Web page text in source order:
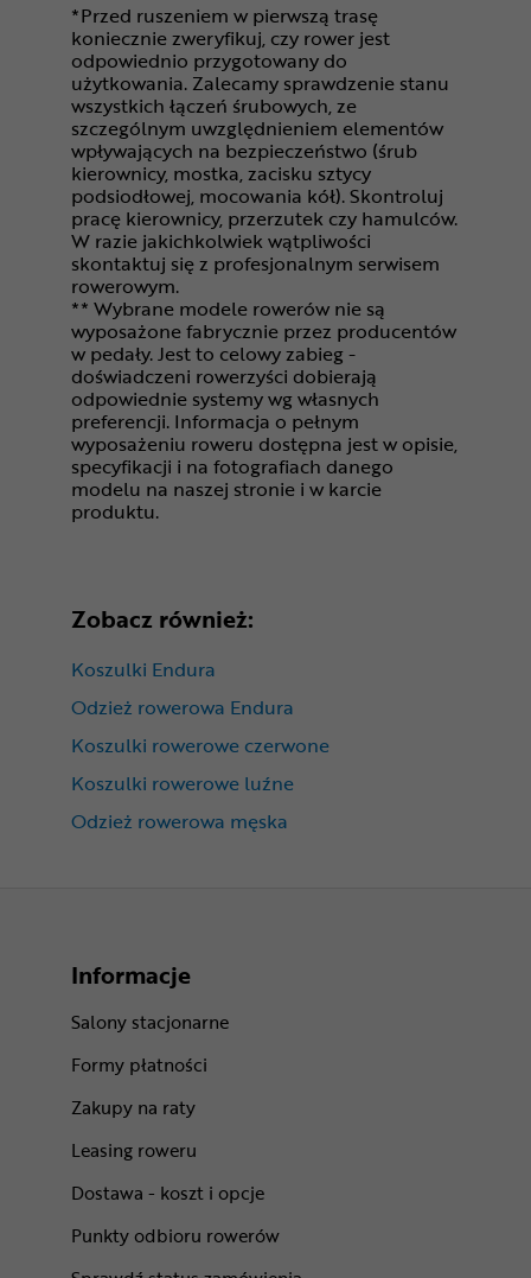
*Przed ruszeniem w pierwszą trasę
koniecznie zweryfikuj, czy rower jest
odpowiednio przygotowany do
użytkowania. Zalecamy sprawdzenie stanu
wszystkich łączeń śrubowych, ze
szczególnym uwzględnieniem elementów
wpływających na bezpieczeństwo (śrub
kierownicy, mostka, zacisku sztycy
podsiodłowej, mocowania kół). Skontroluj
pracę kierownicy, przerzutek czy hamulców.
W razie jakichkolwiek wątpliwości
skontaktuj się z profesjonalnym serwisem
rowerowym.
** Wybrane modele rowerów nie są
wyposażone fabrycznie przez producentów
w pedały. Jest to celowy zabieg -
doświadczeni rowerzyści dobierają
odpowiednie systemy wg własnych
preferencji. Informacja o pełnym
wyposażeniu roweru dostępna jest w opisie,
specyfikacji i na fotografiach danego
modelu na naszej stronie i w karcie
produktu.
Zobacz również:
Koszulki Endura
Odzież rowerowa Endura
Koszulki rowerowe czerwone
Koszulki rowerowe luźne
Odzież rowerowa męska
Informacje
Salony stacjonarne
Formy płatności
Zakupy na raty
Leasing roweru
Dostawa - koszt i opcje
Punkty odbioru rowerów